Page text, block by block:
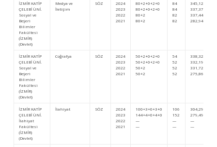
İZMİR KATİP
ÇELEBİ ÜNİ.
Sosyal ve
Beşeri
Bilimler
Fakültesi
(İZMİR)
(Devlet)
Medya ve
İletişim
SÖZ
2024
2023
2022
2021
80+2+0+2+0
80+2+0+2+0
80+2
80+2
84
84
82
82
345,124
337,37780
337,44082
282,94916
İZMİR KATİP
ÇELEBİ ÜNİ.
Sosyal ve
Beşeri
Bilimler
Fakültesi
(İZMİR)
(Devlet)
Coğrafya SÖZ
2024
2023
2022
2021
50+2+0+2+0
50+2+0+2+0
50+2
50+2
54
52
52
52
338,32543
332,19187
331,72481
275,86247
İZMİR KATİP
ÇELEBİ ÜNİ.
İlahiyat
Fakültesi
(İZMİR)
(Devlet)
İlahiyat SÖZ
2024
2023
2022
2021
100+3+0+3+0
144+4+0+4+0
—
—
106
152
—
—
304,29649
279,49987
—
—